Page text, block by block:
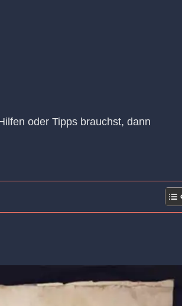
oder Tipps brauchst, dann